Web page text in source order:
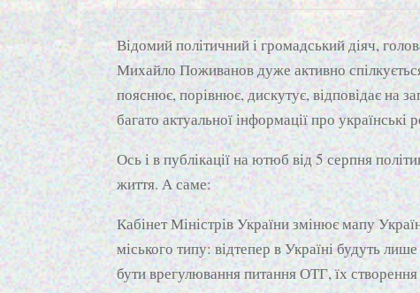
Відомий політичний і громадський діяч,
Михайло Поживанов дуже активно
пояснює, порівнює, дискутує, відповідає на
багато актуальної інформації про українські
Ось і в публікації на ютюб від 5 серпня
життя. А саме:
Кабінет Міністрів України змінює мапу
міського типу: відтепер в Україні будуть
бути врегулювання питання ОТГ, їх